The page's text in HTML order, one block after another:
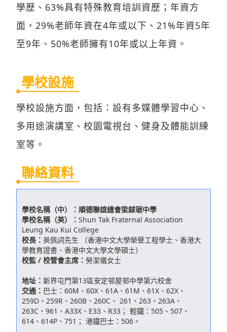
學歷、63%具有特殊教育培訓資歷；年資方
面，29%老師年資在4年或以下、21%年資5年
至9年、50%老師擁有10年或以上年資。
學校設施
學校設施方面，包括：設有多媒體學習中心、
多用途演講室、校園電視台、健身及體能訓練
室等。
聯絡資料
學校名稱（中）： 順德聯誼總會梁銶琚中學
學校名稱（英）： Shun Tak Fraternal Association
Leung Kau Kui College
校長： 英佩詞先生 （香港中文大學榮譽工程學士、香港大
學教育證書、香港中文大學文學碩士）
校監 / 校管會主席： 勞潔儀女士
地址： 新界屯門第13區安定邨屋邨中學第六校舍
交通： 巴士：60M、60X、61A、61M、61X、62X、
259D、259R、260B、260C、 261、263、263A、
263C、961、A33X、E33、R33； 輕鐵：505、507、
614、614P、751； 港鐵巴士：506。